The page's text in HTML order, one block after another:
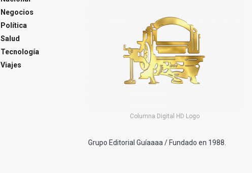
Negocios
Política
Salud
Tecnología
Viajes
Columna Digital HD Logo
Grupo Editorial Guíaaaa / Fundado en 1988.